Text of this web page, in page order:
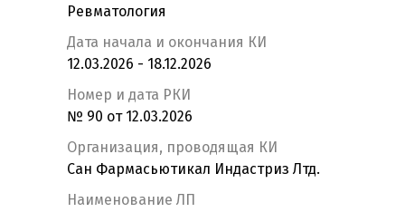
Ревматология
Дата начала и окончания КИ
12.03.2026 - 18.12.2026
Номер и дата РКИ
№ 90 от 12.03.2026
Организация, проводящая КИ
Сан Фармасьютикал Индастриз Лтд.
Наименование ЛП